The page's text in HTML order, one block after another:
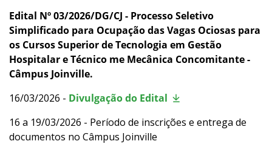
Trabalhe no IFSC
Licitações
Acesso à Informação
Ouvidoria
Edital Nº 03/2026/DG/CJ - Processo Seletivo
Simplificado para Ocupação das Vagas Ociosas para
os Cursos Superior de Tecnologia em Gestão
Hospitalar e Técnico me Mecânica Concomitante -
Câmpus Joinville.
16/03/2026 - Divulgação do Edital
16 a 19/03/2026 - Período de inscrições e entrega de
documentos no Câmpus Joinville